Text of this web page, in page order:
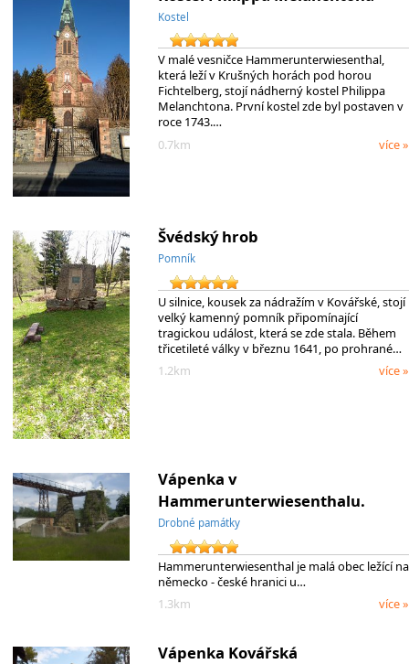
Kostel
V malé vesničce Hammerunterwiesenthal,
která leží v Krušných horách pod horou
Fichtelberg, stojí nádherný kostel Philippa
Melanchtona. První kostel zde byl postaven v
roce 1743.…
0.7km
více »
Švédský hrob
Pomník
U silnice, kousek za nádražím v Kovářské, stojí
velký kamenný pomník připomínající
tragickou událost, která se zde stala. Během
třicetileté války v březnu 1641, po prohrané…
1.2km
více »
Vápenka v
Hammerunterwiesenthalu.
Drobné památky
Hammerunterwiesenthal je malá obec ležící na
německo - české hranici u…
1.3km
více »
Vápenka Kovářská